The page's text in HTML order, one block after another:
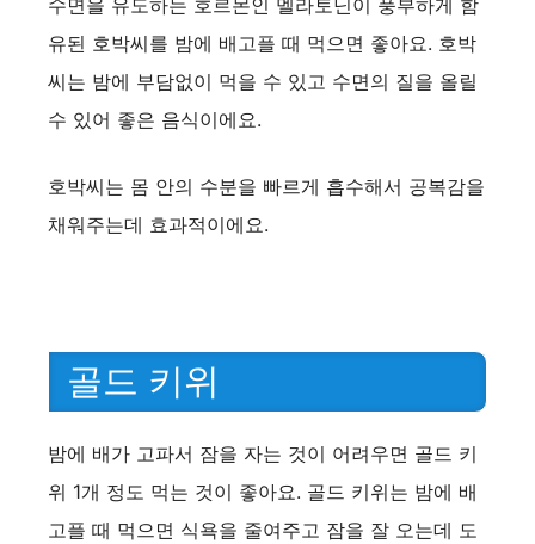
유된 호박씨를 밤에 배고플 때 먹으면 좋아요. 호박
씨는 밤에 부담없이 먹을 수 있고 수면의 질을 올릴
수 있어 좋은 음식이에요.
호박씨는 몸 안의 수분을 빠르게 흡수해서 공복감을
채워주는데 효과적이에요.
골드 키위
밤에 배가 고파서 잠을 자는 것이 어려우면 골드 키
위 1개 정도 먹는 것이 좋아요. 골드 키위는 밤에 배
고플 때 먹으면 식욕을 줄여주고 잠을 잘 오는데 도